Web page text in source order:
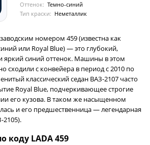
Оттенок: Темно-синий
Тип краски: Неметаллик
заводским номером 459 (известна как
или Royal Blue) — это глубокий,
синий оттенок. Машины в этом
сходили с конвейера в период с 2010 по
классический седан ВАЗ-2107 часто
Royal Blue, подчеркивающее строгие
его кузова. В таком же насыщенном
и его предшественница — легендарная
2105).
коду LADA 459